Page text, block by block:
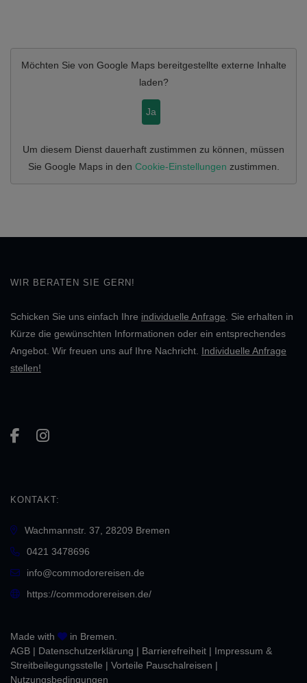
Möchten Sie von Google Mapsbereitgestellte externe Inhalte
laden?
Ja
Um diesem Dienst dauerhaft zustimmen zu können, müssen
Sie Google Mapsin den Cookie-Einstellungen zustimmen.
WIR BERATEN SIE GERN!
Schicken Sie uns einfach Ihre individuelle Anfrage . Sie erhalten in
Kürze die gewünschten Informationen oder ein entsprechendes
Angebot. Wir freuen uns auf Ihre Nachricht. Individuelle Anfrage
stellen!
KONTAKT:
Wachmannstr. 37, 28209 Bremen
0421 3478696
info@commodorereisen.de
https://commodorereisen.de/
Made with
in Bremen.
AGB | Daten­schutz­erklärung | Barrierefreiheit | Impressum &
Streitbeilegungsstelle | Vorteile Pauschalreisen |
Nutzungsbedingungen